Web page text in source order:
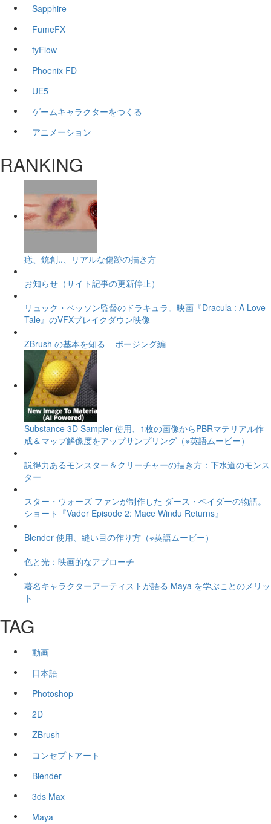
Sapphire
FumeFX
tyFlow
Phoenix FD
UE5
ゲームキャラクターをつくる
アニメーション
RANKING
痣、銃創..、リアルな傷跡の描き方
お知らせ（サイト記事の更新停止）
リュック・ベッソン監督のドラキュラ。映画『Dracula : A Love
Tale』のVFXブレイクダウン映像
ZBrush の基本を知る – ポージング編
Substance 3D Sampler 使用、1枚の画像からPBRマテリアル作
成＆マップ解像度をアップサンプリング（※英語ムービー）
説得力あるモンスター＆クリーチャーの描き方：下水道のモンス
ター
スター・ウォーズ ファンが制作した ダース・ベイダーの物語。
ショート『Vader Episode 2: Mace Windu Returns』
Blender 使用、縫い目の作り方（※英語ムービー）
色と光：映画的なアプローチ
著名キャラクターアーティストが語る Maya を学ぶことのメリッ
ト
TAG
動画
日本語
Photoshop
2D
ZBrush
コンセプトアート
Blender
3ds Max
Maya